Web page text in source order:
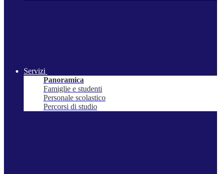
Servizi
Panoramica
Famiglie e studenti
Personale scolastico
Percorsi di studio